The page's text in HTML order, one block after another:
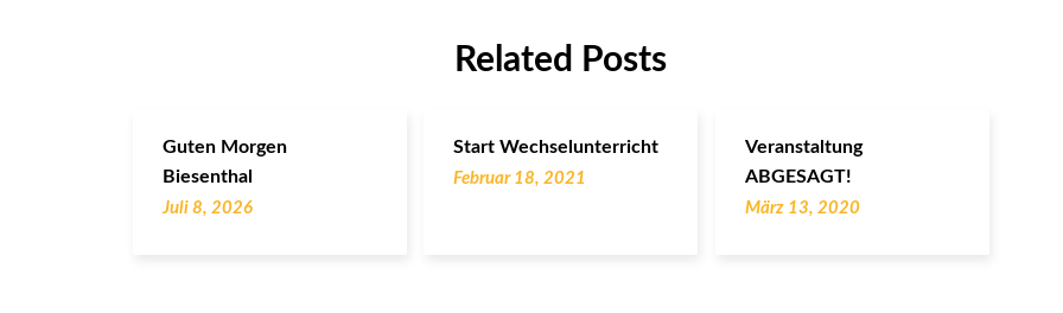
Related Posts
Guten Morgen
Biesenthal
Juli 8, 2026
Start Wechselunterricht
Februar 18, 2021
Veranstaltung
ABGESAGT!
März 13, 2020